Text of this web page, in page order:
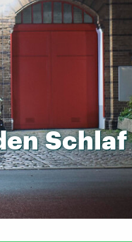
Schlaf